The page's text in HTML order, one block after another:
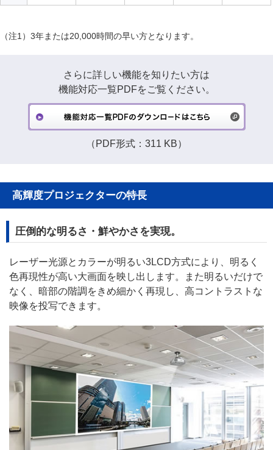
（注1） 3年または20,000時間の早い方となります。
さらに詳しい機能を知りたい方は
機能対応一覧PDFをご覧ください。
（PDF形式：311 KB）
高輝度プロジェクターの特長
圧倒的な明るさ・鮮やかさを実現。
レーザー光源とカラーが明るい3LCD方式により、明るく
色再現性が高い大画面を映し出します。また明るいだけで
なく、暗部の階調をきめ細かく再現し、高コントラストな
映像を投写できます。